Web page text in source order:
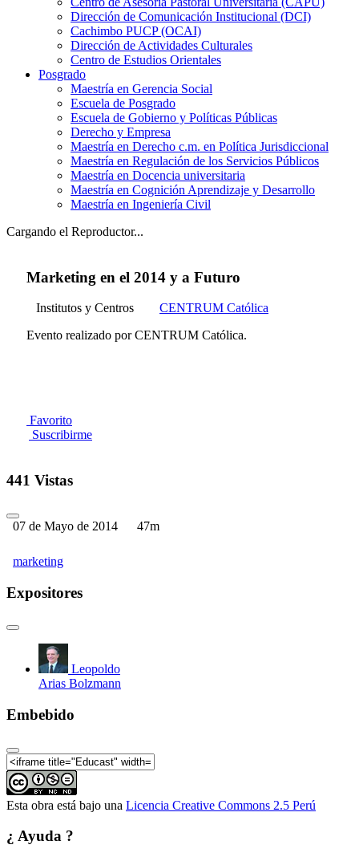
Dirección de Comunicación Institucional (DCI)
Cachimbo PUCP (OCAI)
Dirección de Actividades Culturales
Centro de Estudios Orientales
Posgrado
Maestría en Gerencia Social
Escuela de Posgrado
Escuela de Gobierno y Políticas Públicas
Derecho y Empresa
Maestría en Derecho c.m. en Política Jurisdiccional
Maestría en Regulación de los Servicios Públicos
Maestría en Docencia universitaria
Maestría en Cognición Aprendizaje y Desarrollo
Maestría en Ingeniería Civil
Cargando el Reproductor...
Marketing en el 2014 y a Futuro
Institutos y Centros
CENTRUM Católica
Evento realizado por CENTRUM Católica.
Favorito
Suscribirme
441 Vistas
07 de Mayo de 2014 47m
marketing
Expositores
Leopoldo
Arias Bolzmann
Embebido
Esta obra está bajo una Licencia Creative Commons 2.5 Perú
¿ Ayuda ?